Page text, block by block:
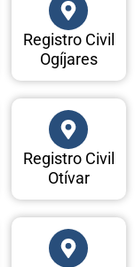
Registro Civil
Ogíjares
Registro Civil
Otívar